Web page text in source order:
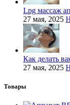
Lpg массаж
27 мая, 2025
Как делать
27 мая, 2025
Товары